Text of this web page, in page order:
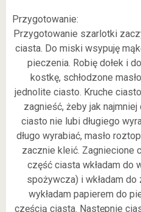
Przygotowanie:
Przygotowanie szarlotki
ciasta. Do miski wsypuję
pieczenia. Robię dołek i
kostkę, schłodzone
jednolite ciasto. Kruche
zagnieść, żeby jak najmniej
ciasto nie lubi długiego
długo wyrabiać, masło
zacznie kleić. Zagniecione
część ciasta wkładam do
spożywcza) i wkładam
wykładam papierem do
częścią ciasta. Następnie